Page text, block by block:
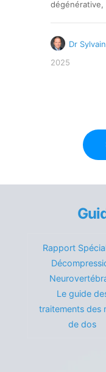
dégénérative,
Dr
2025
Rapport
Le guide
traitements des
de dos